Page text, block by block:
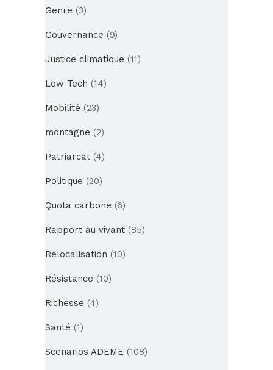
Genre (3)
Gouvernance (9)
Justice climatique (11)
Low Tech (14)
Mobilité (23)
montagne (2)
Patriarcat (4)
Politique (20)
Quota carbone (6)
Rapport au vivant (85)
Relocalisation (10)
Résistance (10)
Richesse (4)
Santé (1)
Scenarios ADEME (108)